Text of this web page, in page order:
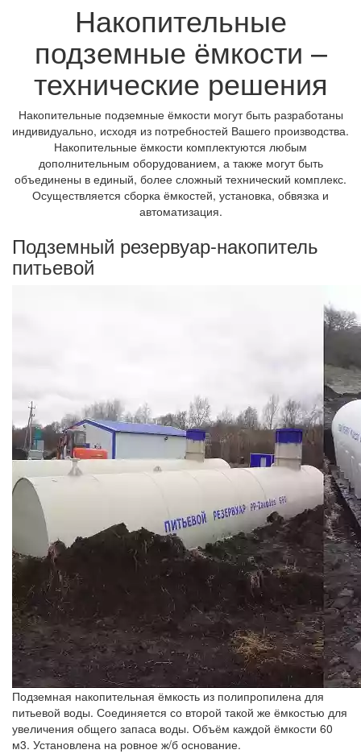
Накопительные
подземные ёмкости –
технические решения
Накопительные подземные ёмкости могут быть разработаны
индивидуально, исходя из потребностей Вашего производства.
Накопительные ёмкости комплектуются любым
дополнительным оборудованием, а также могут быть
объединены в единый, более сложный технический комплекс.
Осуществляется сборка ёмкостей, установка, обвязка и
автоматизация.
Подземный резервуар-накопитель
питьевой
Подземная накопительная ёмкость из полипропилена для
питьевой воды. Соединяется со второй такой же ёмкостью для
увеличения общего запаса воды. Объём каждой ёмкости 60
м3. Установлена на ровное ж/б основание.